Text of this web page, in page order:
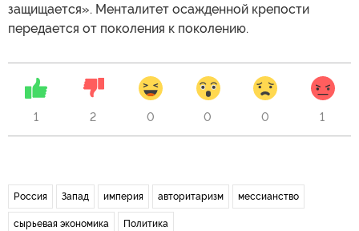
защищается». Менталитет осажденной крепости
передается от поколения к поколению.
1 2 0 0 0 1
Россия Запад империя авторитаризм мессианство
сырьевая экономика Политика